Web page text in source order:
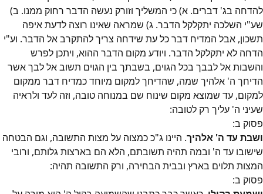
להדחה בג' דברים. א) כי המשליך וזורק נעשה הדבר רחוק ממנו. ב)
שע"י השלכה יתקלקל הדבר. ג) שמראה שאינו רוצה לדעת איפה
תשכון, אבל המדיח דבר כל עת שידחה צריך להתקרב אל הדבר. וע"י
הדחה לא יתקלקל הדבר. ויודע מקום הדבר ההוא, ויתכן לפרש
והשבות אל לבבך בכל הגוים, בשבתך בין הגוים תשוב אל לבך אשר
הדיחך ה' אלהיך שמה, שהדיחך למקום מיוחד כמדיח דבר ממקום
למקום, עד שמוצא מקום שינוח שם במנוחה טובה, וזה לעד ולראיה
שעיני ה' עליך רק לטובה:
פסוק ב:
ושבת עד ה' אלהיך. היינו ג"כ כמצוה על מצות התשובה, וגם הבטחה
שישובו עד ה' ובמה תהיה תשובתם, הלא הם בארצות גלותם, ורובי
המצות תלוים בארץ ובבית הבחירה, ורק התשובה תהיה:
פסוק ב: